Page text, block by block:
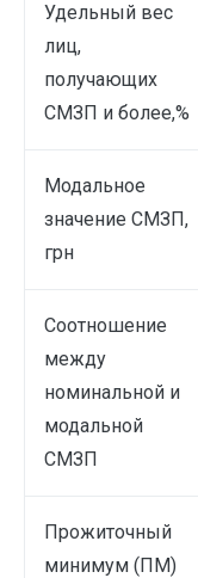
Удельный вес
лиц,
получающих
СМЗП и более,%
Модальное
значение СМЗП,
грн
Соотношение
между
номинальной и
модальной
СМЗП
Прожиточный
минимум (ПМ)